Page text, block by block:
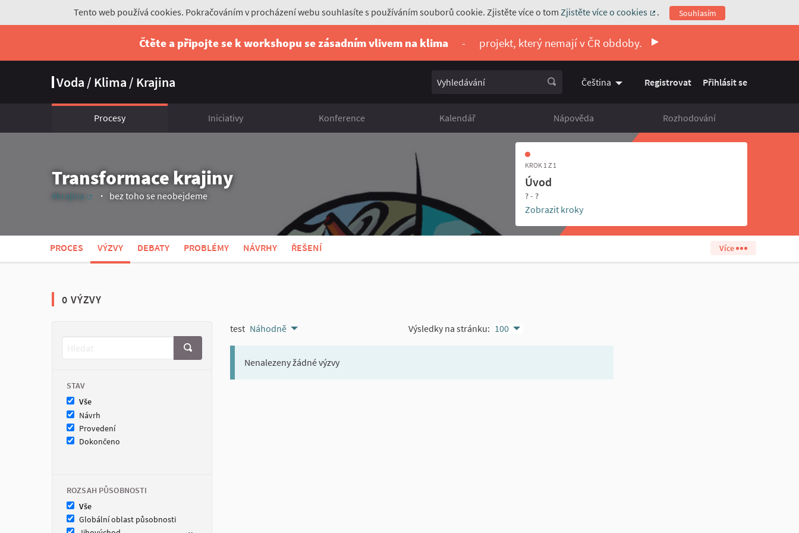
Tento web používá cookies. Pokračováním v procházení webu souhlasíte s používáním souborů cookie. Zjistěte více o tomZjistěte více o cookies
(Externí odkaz)
. Souhlasím
Čtěte a připojte se k workshopu se zásadním vlivem na klima - projekt, který nemají v ČR obdoby.
Voda / Klima / Krajina Vyhledávání Čeština Vyberte jazykChoose language
Registrovat Přihlásit se
Procesy Iniciativy Konference Kalendář Nápověda Rozhodování
Transformace krajiny
#krajina
bez toho se neobejdeme
KROK 1 Z 1
Úvod
? - ?
Zobrazit kroky
PROCES VÝZVY DEBATY PROBLÉMY NÁVRHY ŘEŠENÍ Více
0 VÝZVY
STAV
Vše
Návrh
Provedení
Dokončeno
ROZSAH PŮSOBNOSTI
Vše
Globální oblast působnosti
test Náhodně Výsledky na stránku: 100
Nenalezeny žádné výzvy